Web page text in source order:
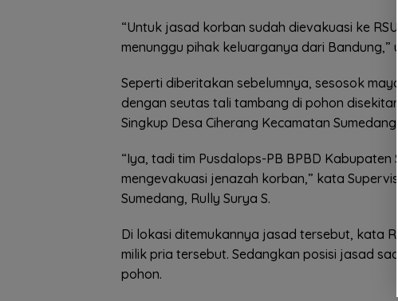
“Untuk jasad korban sudah dievakuasi ke
menunggu pihak keluarganya dari Bandung,”
Seperti diberitakan sebelumnya, sesosok
dengan seutas tali tambang di pohon
Singkup Desa Ciherang Kecamatan Sumedang
“Iya, tadi tim Pusdalops-PB BPBD Kabupaten
mengevakuasi jenazah korban,” kata
Sumedang, Rully Surya S.
Di lokasi ditemukannya jasad tersebut, kata
milik pria tersebut. Sedangkan posisi jasad
pohon.